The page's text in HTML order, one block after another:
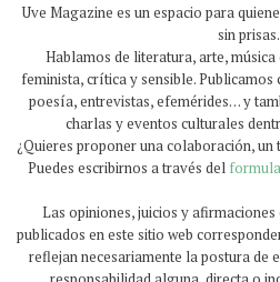
Uve Magazine es un espacio para
sin prisas.
Hablamos de literatura, arte,
feminista, crítica y sensible.
poesía, entrevistas, efemérides… y
charlas y eventos culturales
¿Quieres proponer una colaboración,
Puedes escribirnos a través del
Las opiniones, juicios y
publicados en este sitio web
reflejan necesariamente la postura de